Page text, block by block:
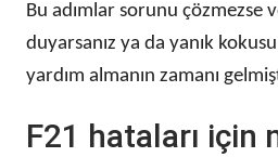
Bu adımlar sorunu çözmezse
duyarsanız ya da yanık
yardım almanın zamanı
F21 hataları için